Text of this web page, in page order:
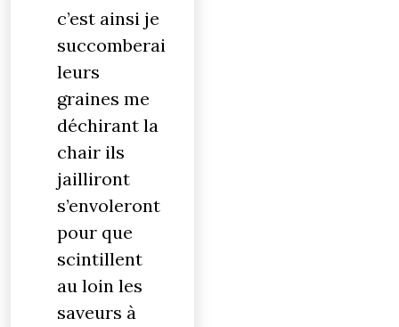
c’est ainsi je
succomberai
leurs
graines me
déchirant la
chair ils
jailliront
s’envoleront
pour que
scintillent
au loin les
saveurs à